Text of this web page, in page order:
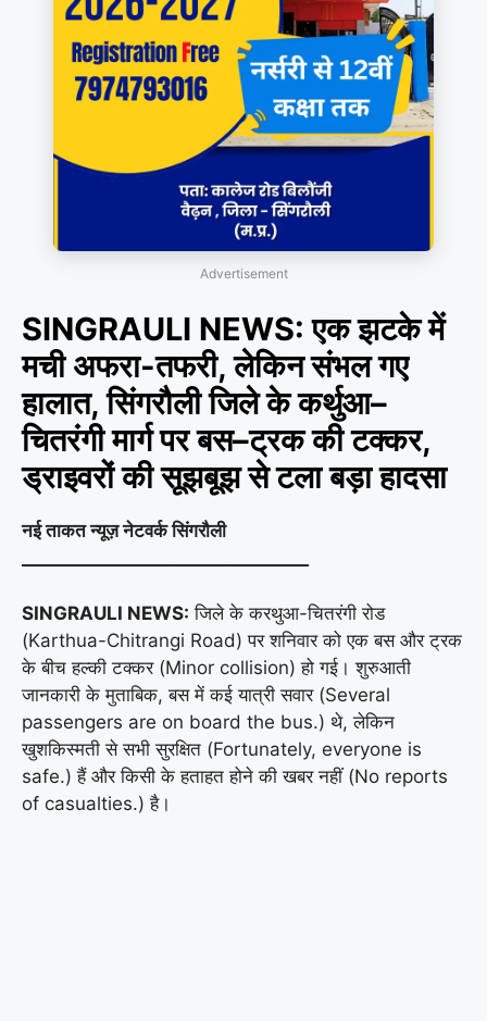
Advertisement
SINGRAULI NEWS: एक झटके में
मची अफरा-तफरी, लेकिन संभल गए
हालात, सिंगरौली जिले के कर्थुआ–
चितरंगी मार्ग पर बस–ट्रक की टक्कर,
ड्राइवरों की सूझबूझ से टला बड़ा हादसा
नई ताकत न्यूज़ नेटवर्क सिंगरौली
SINGRAULI NEWS: जिले के करथुआ-चितरंगी रोड
(Karthua-Chitrangi Road) पर शनिवार को एक बस और ट्रक
के बीच हल्की टक्कर (Minor collision) हो गई। शुरुआती
जानकारी के मुताबिक, बस में कई यात्री सवार (Several
passengers are on board the bus.) थे, लेकिन
खुशकिस्मती से सभी सुरक्षित (Fortunately, everyone is
safe.) हैं और किसी के हताहत होने की खबर नहीं (No reports
of casualties.) है।